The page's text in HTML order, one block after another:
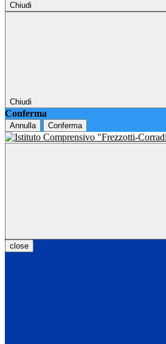
Chiudi
Chiudi
Conferma
Annulla Conferma
close